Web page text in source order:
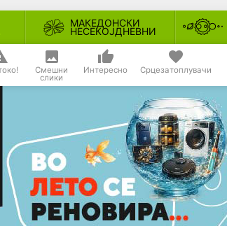
МАКЕДОНСКИ
НЕСЕКОЈДНЕВНИ
Смешни
слики
Интересно Срцезатоплувачи